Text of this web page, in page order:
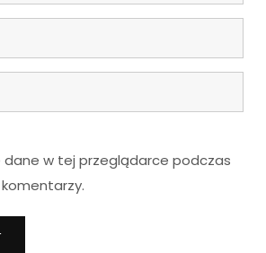
w tej przeglądarce podczas